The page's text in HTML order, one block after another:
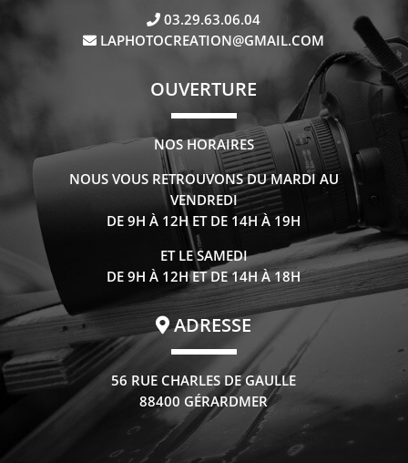
03.29.63.06.04
LAPHOTOCREATION@GMAIL.COM
OUVERTURE
NOS HORAIRES
NOUS VOUS RETROUVONS DU MARDI AU
VENDREDI
DE 9H À 12H ET DE 14H À 19H
ET LE SAMEDI
DE 9H À 12H ET DE 14H À 18H
ADRESSE
56 RUE CHARLES DE GAULLE
88400 GÉRARDMER